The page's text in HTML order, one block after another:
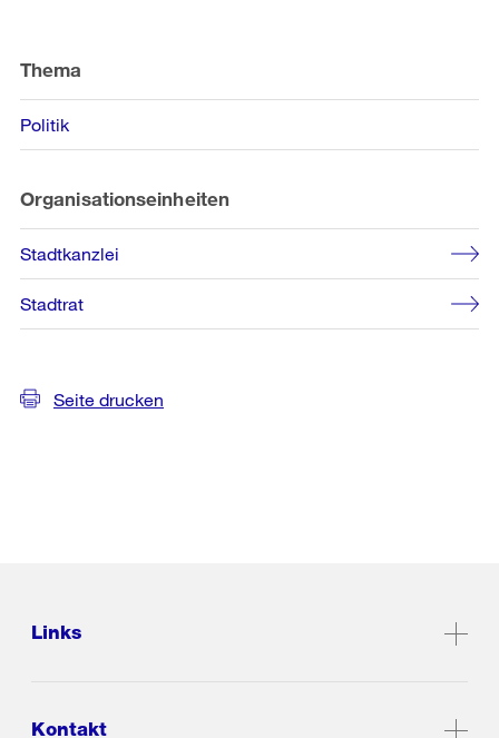
Informationen
Thema
Politik
Organisationseinheiten
Stadtkanzlei
Stadtrat
Seite drucken
Links
Kontakt